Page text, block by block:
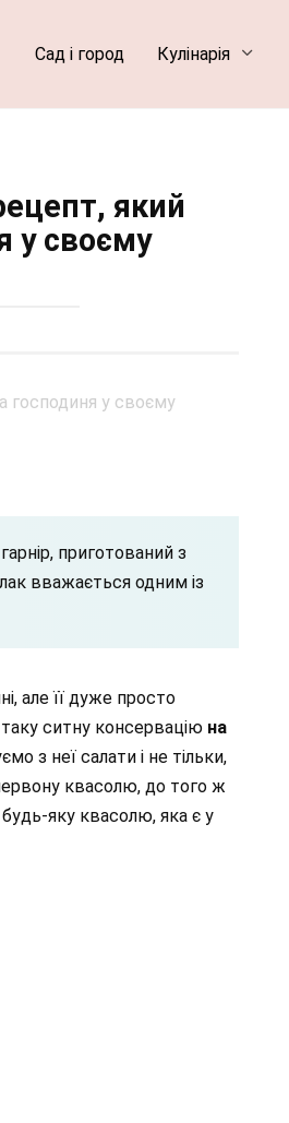
Сад і город Кулінарія
який
у своєму
приготований з
вважається одним із
але її дуже просто
ситну консервацію на
з неї салати і не тільки,
квасолю, до того ж
яку квасолю, яка є у